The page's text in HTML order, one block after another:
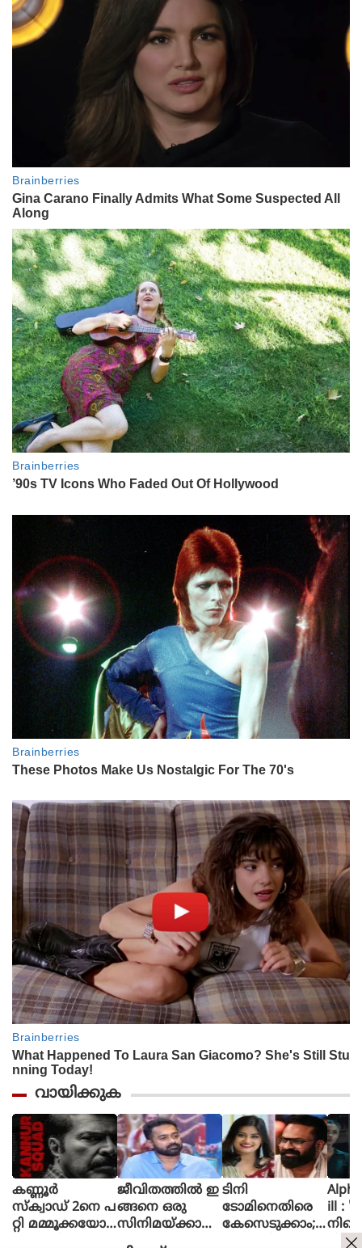
വായിക്കുക
കണ്ണൂർ
സ്ക്വാഡ് 2നെ പ
റ്റി മമ്മൂക്കയോട്
ജീവിതത്തിൽ ഇ
ങ്ങനെ ഒരു
സിനിമയ്ക്കായി
പ
ടിനി
ടോമിനെതിരെ
കേസെടുക്കാം;
Alpha The
ill : '